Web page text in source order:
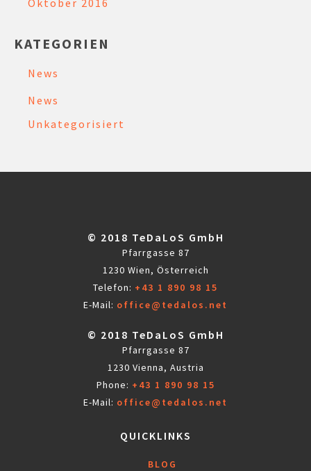
Oktober 2016
KATEGORIEN
News
News
Unkategorisiert
© 2018 TeDaLoS GmbH
Pfarrgasse 87
1230 Wien, Österreich
Telefon: +43 1 890 98 15
E-Mail: office@tedalos.net
© 2018 TeDaLoS GmbH
Pfarrgasse 87
1230 Vienna, Austria
Phone: +43 1 890 98 15
E-Mail: office@tedalos.net
QUICKLINKS
BLOG